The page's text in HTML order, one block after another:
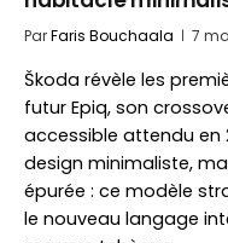
ParFaris Bouchaala 7
Škoda révèle les
futur Epiq, son
accessible attendu en
design minimaliste,
épurée : ce modèle
le nouveau langage